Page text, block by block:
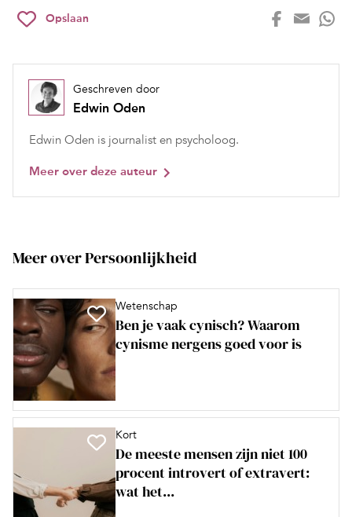
Opslaan
Geschreven door
Edwin Oden
Edwin Oden is journalist en psycholoog.
Meer over deze auteur
Meer over Persoonlijkheid
Wetenschap
Ben je vaak cynisch? Waarom
cynisme nergens goed voor is
Kort
De meeste mensen zijn niet 100
procent introvert of extravert:
wat het...